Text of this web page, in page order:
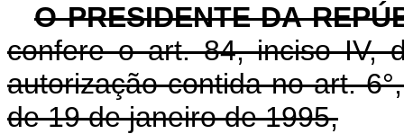
O PRESIDENTE DA
confere o art. 84, inciso IV,
autorização contida no art.
de 19 de janeiro de 1995,